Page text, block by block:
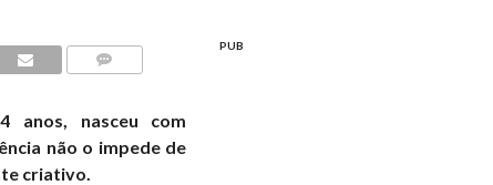
anos, nasceu com
não o impede de
criativo.
PUB